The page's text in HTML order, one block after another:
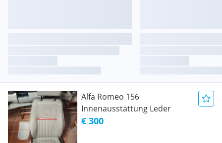
Alfa Romeo 156
Innenausstattung Leder
€ 300